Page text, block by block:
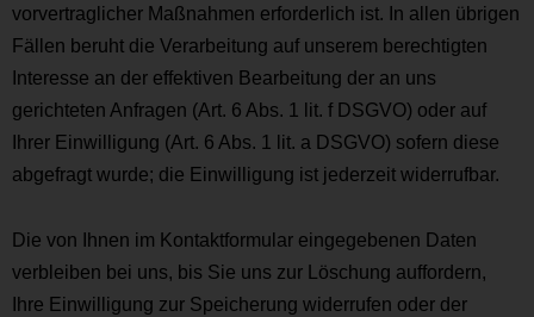
vorvertraglicher Maßnahmen erforderlich ist. In allen übrigen
Fällen beruht die Verarbeitung auf unserem berechtigten
Interesse an der effektiven Bearbeitung der an uns
gerichteten Anfragen (Art. 6 Abs. 1 lit. f DSGVO) oder auf
Ihrer Einwilligung (Art. 6 Abs. 1 lit. a DSGVO) sofern diese
abgefragt wurde; die Einwilligung ist jederzeit widerrufbar.
Die von Ihnen im Kontaktformular eingegebenen Daten
verbleiben bei uns, bis Sie uns zur Löschung auffordern,
Ihre Einwilligung zur Speicherung widerrufen oder der